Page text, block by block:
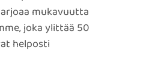
mukavuutta
joka ylittää 50
helposti